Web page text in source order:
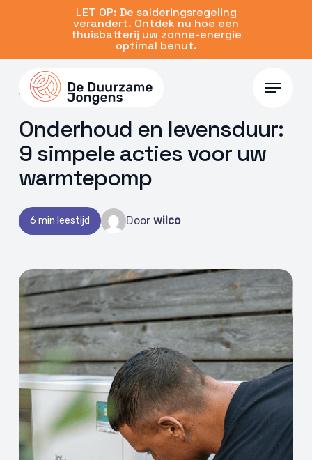
content
LET OP: De salderingsregeling
verandert. Ontdek nu hoe een
thuisbatterij uw zonne-energie
optimal benut.
Menu
02 jun 2026 | Warmtepomp
Onderhoud en levensduur:
9 simpele acties voor uw
warmtepomp
6 min leestijd Doorwilco